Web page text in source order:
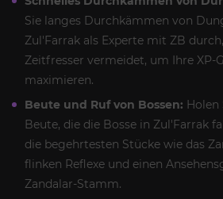
Sie langes Durchkämmen von
Zul'Farrak als Experte mit ZB
Zeitfresser vermeidet, um Ihre XP-
maximieren.
Beute und Ruf von Bossen: Holen
Beute, die die Bosse in Zul'Farrak
die begehrtesten Stücke wie das
flinken Reflexe und einen
Zandalar-Stamm.